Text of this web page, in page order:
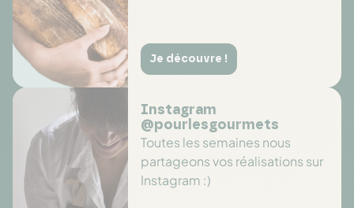
Je découvre !
Instagram
@pourlesgourmets
Toutes les semaines nous
partageons vos réalisations sur
Instagram :)